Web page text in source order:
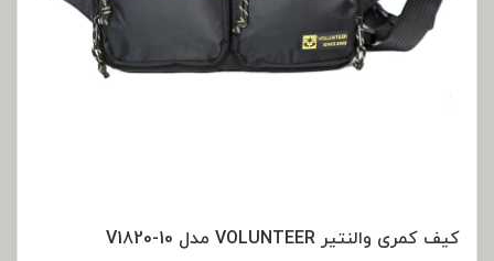
کیف کمری والنتیر VOLUNTEER مدل V1820-10